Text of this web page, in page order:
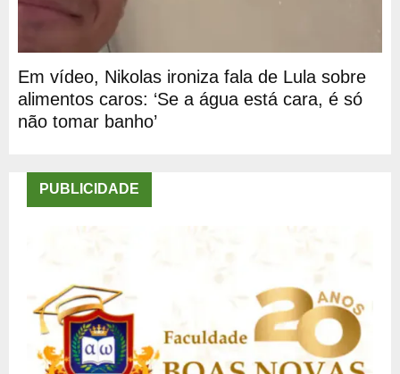
Em vídeo, Nikolas ironiza fala de Lula sobre
alimentos caros: ‘Se a água está cara, é só
não tomar banho’
PUBLICIDADE